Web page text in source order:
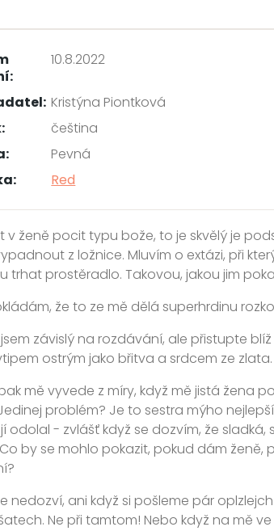
10.8.2022
Kristýna Piontková
čeština
Pevná
Red
v ženě pocit typu bože, to je skvělý je
z ložnice. Mluvím o extázi, při
trhat prostěradlo. Takovou, jakou jim
že to ze mě dělá superhrdinu
závislý na rozdávání, ale přistupte
ostrým jako břitva a srdcem ze zlata.
mě vyvede z míry, když mě jistá žena
problém? Je to sestra mýho
odolal - zvlášť když se dozvím, že
by se mohlo pokazit, pokud dám ženě,
nedozví, ani když si pošleme pár
Ne při tamtom! Nebo když na mě